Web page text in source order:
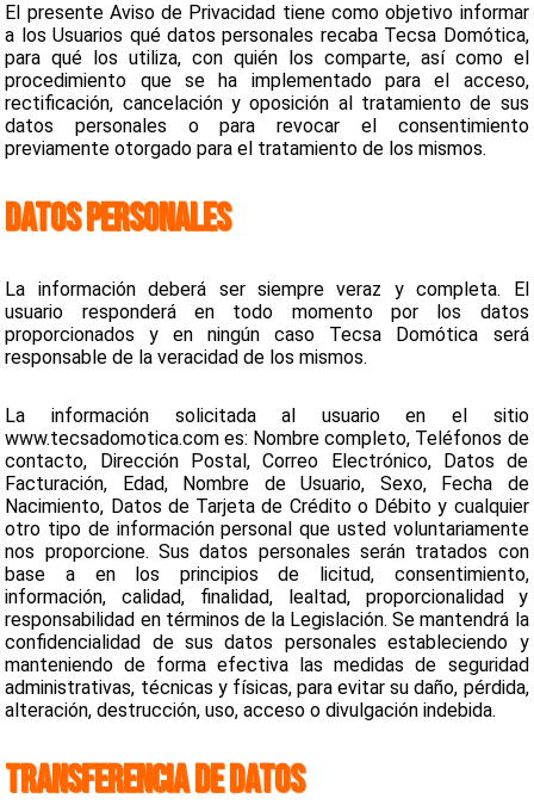
El presente Aviso de Privacidad tiene como objetivo informar
a los Usuarios qué datos personales recaba Tecsa Domótica,
para qué los utiliza, con quién los comparte, así como el
procedimiento que se ha implementado para el acceso,
rectificación, cancelación y oposición al tratamiento de sus
datos personales o para revocar el consentimiento
previamente otorgado para el tratamiento de los mismos.
DATOS PERSONALES
La información deberá ser siempre veraz y completa. El
usuario responderá en todo momento por los datos
proporcionados y en ningún caso Tecsa Domótica será
responsable de la veracidad de los mismos.
La información solicitada al usuario en el sitio
www.tecsadomotica.com es: Nombre completo, Teléfonos de
contacto, Dirección Postal, Correo Electrónico, Datos de
Facturación, Edad, Nombre de Usuario, Sexo, Fecha de
Nacimiento, Datos de Tarjeta de Crédito o Débito y cualquier
otro tipo de información personal que usted voluntariamente
nos proporcione. Sus datos personales serán tratados con
base a en los principios de licitud, consentimiento,
información, calidad, finalidad, lealtad, proporcionalidad y
responsabilidad en términos de la Legislación. Se mantendrá la
confidencialidad de sus datos personales estableciendo y
manteniendo de forma efectiva las medidas de seguridad
administrativas, técnicas y físicas, para evitar su daño, pérdida,
alteración, destrucción, uso, acceso o divulgación indebida.
TRANSFERENCIA DE DATOS